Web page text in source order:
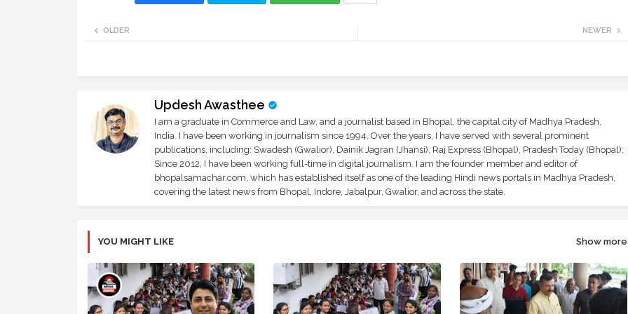
NEWER
OLDER
Updesh Awasthee
I am a graduate in Commerce and Law, and a journalist based in Bhopal, the capital city of Madhya Pradesh,
India. I have been working in journalism since 1994. Over the years, I have served with several prominent
publications, including: Swadesh (Gwalior), Dainik Jagran (Jhansi), Raj Express (Bhopal), Pradesh Today (Bhopal);
Since 2012, I have been working full-time in digital journalism. I am the founder member and editor of
bhopalsamachar.com, which has established itself as one of the leading Hindi news portals in Madhya Pradesh,
covering the latest news from Bhopal, Indore, Jabalpur, Gwalior, and across the state.
YOU MIGHT LIKE Show more